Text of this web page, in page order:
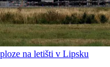
na letišti v Lipsku